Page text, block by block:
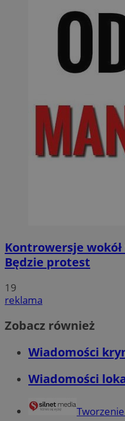
Kontrowersje wokół
Będzie protest
19
reklama
Zobacz również
Wiadomości
Wiadomości